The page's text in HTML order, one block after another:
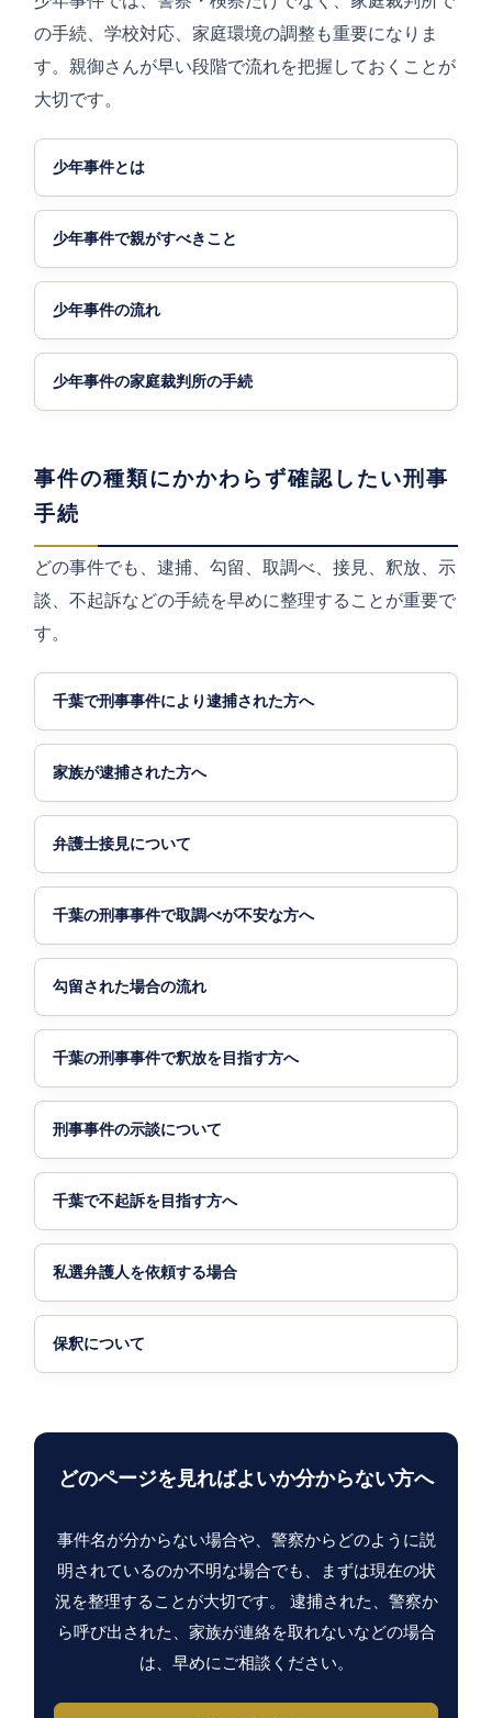
の手続、学校対応、家庭環境の調整も重要になりま
す。親御さんが早い段階で流れを把握しておくことが
大切です。
少年事件とは
少年事件で親がすべきこと
少年事件の流れ
少年事件の家庭裁判所の手続
事件の種類にかかわらず確認したい刑事
手続
どの事件でも、逮捕、勾留、取調べ、接見、釈放、示
談、不起訴などの手続を早めに整理することが重要で
す。
千葉で刑事事件により逮捕された方へ
家族が逮捕された方へ
弁護士接見について
千葉の刑事事件で取調べが不安な方へ
勾留された場合の流れ
千葉の刑事事件で釈放を目指す方へ
刑事事件の示談について
千葉で不起訴を目指す方へ
私選弁護人を依頼する場合
保釈について
どのページを見ればよいか分からない方へ
事件名が分からない場合や、警察からどのように説
明されているのか不明な場合でも、まずは現在の状
況を整理することが大切です。 逮捕された、警察か
ら呼び出された、家族が連絡を取れないなどの場合
は、早めにご相談ください。